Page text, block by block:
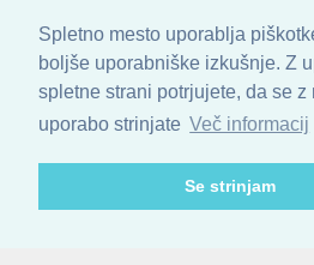
Spletno mesto uporablja
boljše uporabniške izkušnje. Z
spletne strani potrjujete, da se z
uporabo strinjate Več informacij
Se strinjam
COPYRIGHT © 2013 - 2026 BYSKINBASE.
AND COPYRIGHTED TO ITS AUTHOR.